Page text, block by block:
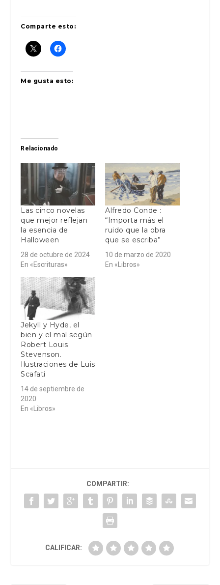
Comparte esto:
Me gusta esto:
Relacionado
Las cinco novelas
que mejor reflejan
la esencia de
Halloween
28 de octubre de 2024
En «Escrituras»
Alfredo Conde :
“Importa más el
ruido que la obra
que se escriba”
10 de marzo de 2020
En «Libros»
Jekyll y Hyde, el
bien y el mal según
Robert Louis
Stevenson.
Ilustraciones de Luis
Scafati
14 de septiembre de
2020
En «Libros»
COMPARTIR:
CALIFICAR: